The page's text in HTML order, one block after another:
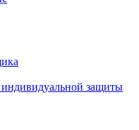
защиты